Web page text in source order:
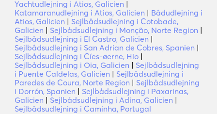
Yachtudlejning i Atios, Galicien |
Katamaranudlejning i Atios, Galicien | Bådudlejning i
Atios, Galicien | Sejlbådsudlejning i Cotobade,
Galicien | Sejlbådsudlejning i Monção, Norte Region |
Sejlbådsudlejning i El Castro, Galicien |
Sejlbådsudlejning i San Adrian de Cobres, Spanien |
Sejlbådsudlejning i Cíes-øerne, Hio |
Sejlbådsudlejning i Oia, Galicien | Sejlbådsudlejning
i Puente Caldelas, Galicien | Sejlbådsudlejning i
Paredes de Coura, Norte Region | Sejlbådsudlejning
i Dorrón, Spanien | Sejlbådsudlejning i Paxarinas,
Galicien | Sejlbådsudlejning i Adina, Galicien |
Sejlbådsudlejning i Caminha, Portugal